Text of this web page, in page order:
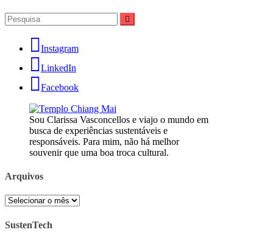
Pesquisar
por:
Instagram
LinkedIn
Facebook
Sou Clarissa Vasconcellos e viajo o mundo em
busca de experiências sustentáveis e
responsáveis. Para mim, não há melhor
souvenir que uma boa troca cultural.
Arquivos
Arquivos
SustenTech